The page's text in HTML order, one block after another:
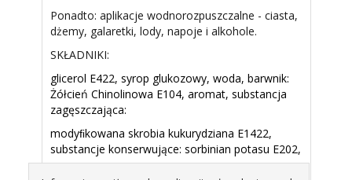
Ponadto: aplikacje wodnorozpuszczalne - ciasta,
dżemy, galaretki, lody, napoje i alkohole.
SKŁADNIKI:
glicerol E422, syrop glukozowy, woda, barwnik:
Żółcień Chinolinowa E104, aromat, substancja
zagęszczająca:
modyﬁkowana skrobia kukurydziana E1422,
substancje konserwujące: sorbinian potasu E202,